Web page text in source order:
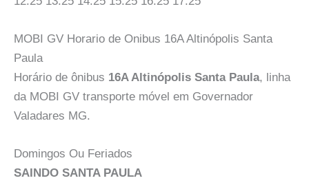
MOBI GV Horario de Onibus 16A Altinópolis Santa
Paula
Horário de ônibus 16A Altinópolis Santa Paula, linha
da MOBI GV transporte móvel em Governador
Valadares MG.
Domingos Ou Feriados
SAINDO SANTA PAULA